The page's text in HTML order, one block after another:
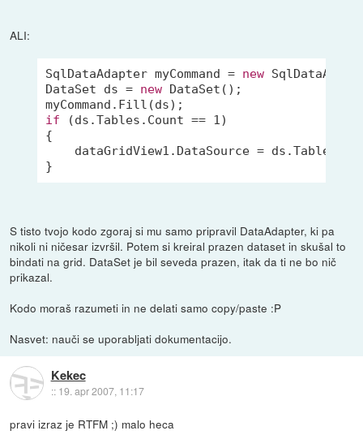
ALI:
SqlDataAdapter myCommand = new
DataSet ds = new DataSet();
if (ds.Tables.Count == 1)
{
    dataGridView1.DataSource = ds.Tables[
S tisto tvojo kodo zgoraj si mu samo pripravil DataAdapter, ki pa
nikoli ni ničesar izvršil. Potem si kreiral prazen dataset in skušal to
bindati na grid. DataSet je bil seveda prazen, itak da ti ne bo nič
prikazal.
Kodo moraš razumeti in ne delati samo copy/paste :P
Nasvet: nauči se uporabljati dokumentacijo.
Kekec
:: 19. apr 2007, 11:17
pravi izraz je RTFM ;) malo heca